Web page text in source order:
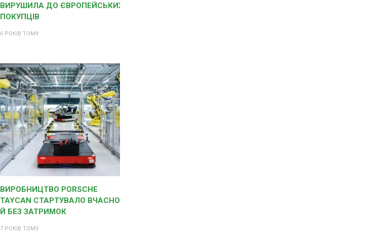
ВИРУШИЛА ДО ЄВРОПЕЙСЬКИХ
ПОКУПЦІВ
6 РОКІВ ТОМУ
ВИРОБНИЦТВО PORSCHE
TAYCAN СТАРТУВАЛО ВЧАСНО
Й БЕЗ ЗАТРИМОК
7 РОКІВ ТОМУ